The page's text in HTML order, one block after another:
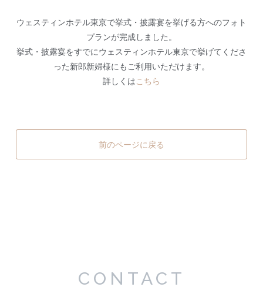
ウェスティンホテル東京で挙式・披露宴を挙げる方へのフォト
プランが完成しました。
挙式・披露宴をすでにウェスティンホテル東京で挙げてくださ
った新郎新婦様にもご利用いただけます。
詳しくは こちら
前のページに戻る
CONTACT